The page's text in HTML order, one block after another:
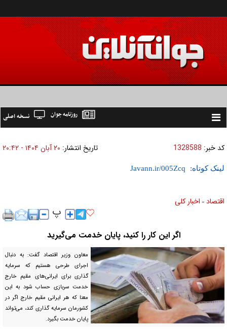
Toggle
نسخه اصلی روزنامه جوان
کد خبر: 1328588 تاریخ انتشار: ۲۰ آبان ۱۴۰۴ - ۲۰:۴۲
لینک کوتاه:
اقتصاد » اخبار کلی
اگر این کار را کنید، پایان خدمت می‌گیرید
معاون وزیر اقتصاد گفت: به دنبال
اجرای طرحی هستیم که سرمایه
گذاری برای ایرانی‌های مقیم خارج
خدمت سربازی حساب شود به این
معنا که هر ایرانی مقیم خارج اگر در
کشورمان سرمایه گذاری کند، می‌تواند
پایان خدمت بگیرد.